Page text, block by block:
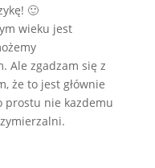
🙂
wieku jest
Ale zgadzam się z
że to jest głównie
prostu nie kazdemu